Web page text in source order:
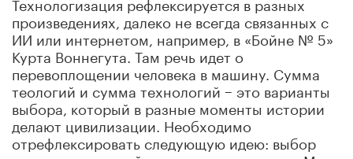
произведениях, далеко не всегда связанных с
ИИ или интернетом, например, в «Бойне № 5»
Курта Воннегута. Там речь идет о
перевоплощении человека в машину. Сумма
теологий и сумма технологий − это варианты
выбора, который в разные моменты истории
делают цивилизации. Необходимо
отрефлексировать следующую идею: выбор